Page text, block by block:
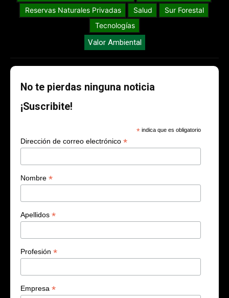
Reservas Naturales Privadas
Salud
Sur Forestal
Tecnologías
Valor Ambiental
No te pierdas ninguna noticia
¡Suscribite!
* indica que es obligatorio
Dirección de correo electrónico *
Nombre *
Apellidos *
Profesión *
Empresa *